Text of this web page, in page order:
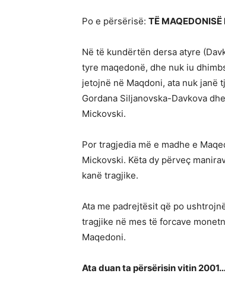
Po e përsërisë: TË MAQEDONISË
Në të kundërtën dersa atyre
tyre maqedonë, dhe nuk iu
jetojnë në Maqdoni, ata nuk janë
Gordana Siljanovska-Davkova
Mickovski.
Por tragjedia më e madhe e
Mickovski. Këta dy përveç
kanë tragjike.
Ata me padrejtësit që po
tragjike në mes të forcave
Maqedoni.
Ata duan ta përsërisin vitin